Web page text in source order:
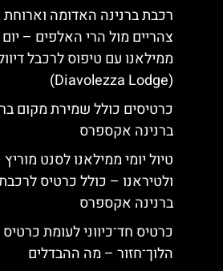
רכבת ברנינה האדומה וארוחת
צהריים מול הרי האלפים – יום
ממילאנו עם טיפוס לרכבל
(Diavolezza Lodge)
כרטיסים כולל שמירת מקום
ברנינה אקספרס
טיול יומי ממילאנו לסנט מוריץ
ולטיראנו – כולל כרטיס
ברנינה אקספרס
כרטיס חד־כיווני לעומת כרטיס
הלוך־חזור – מה ההבדלים